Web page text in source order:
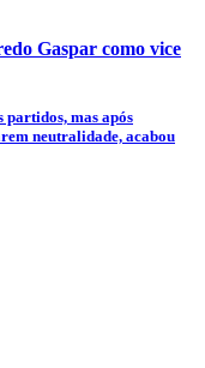
Gaspar como vice
mas após
neutralidade, acabou